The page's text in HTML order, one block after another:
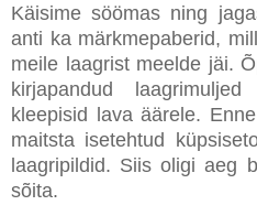
Käisime söömas ning
anti ka märkmepaberid,
meile laagrist meelde jäi.
kirjapandud
kleepisid lava äärele.
maitsta isetehtud
laagripildid. Siis oligi aeg
sõita.